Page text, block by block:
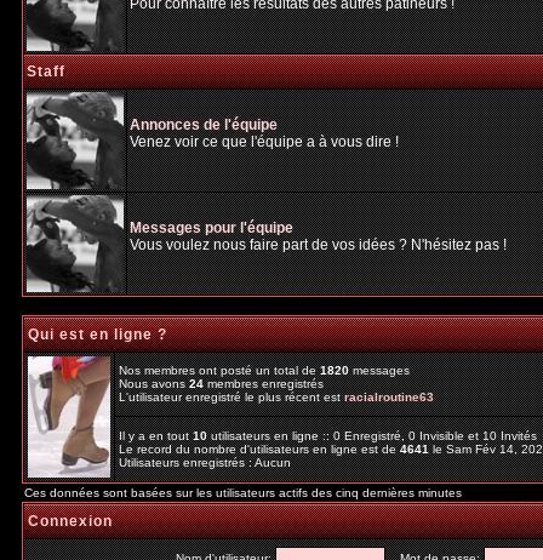
Pour connaître les résultats des autres patineurs !
Staff
Annonces de l'équipe
Venez voir ce que l'équipe a à vous dire !
Messages pour l'équipe
Vous voulez nous faire part de vos idées ? N'hésitez pas !
Qui est en ligne ?
Nos membres ont posté un total de1820messages
Nous avons24membres enregistrés
L'utilisateur enregistré le plus récent estracialroutine63
Il y a en tout10utilisateurs en ligne :: 0 Enregistré, 0 Invisible et 10
Le record du nombre d'utilisateurs en ligne est de4641le Sam Fév 14,
Utilisateurs enregistrés : Aucun
Ces données sont basées sur les utilisateurs actifs des cinq dernières minutes
Connexion